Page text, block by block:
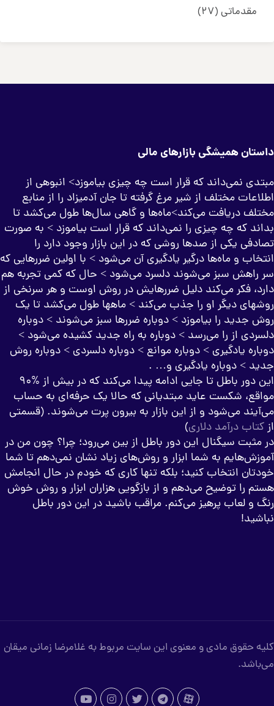
مقدماتی(27)
همیشگی بازارهای مالی
نمی‌داند که قرار است چه چیزی بیاموزد> انبوهی از
مختلف از شیر مرغ گرفته تا جان آدمیزاد را از منابع
دریافت می‌کند>ماه‌ها و گاهی سال‌ها طول می‌کشد تا
که چه چیزی را نمی‌داند که قرار است بیاموزد > به صورت
یکی از صدها روشی که در این بازار وجود دارد را
و ماه‌ها درگیر یادگیری آن می‌شود > با اولین ضررهایی که
راهش سبز می‌شوند دلسرد می‌شود > حال که کمی تجربه هم
فکر می‌کند دلیل ضررهایش در روش اوست و هر سرنخی از
دیگر او را جذب می‌کند > ماهها طول می‌کشد تا یک
جدید را بیاموزد > دوباره ضررها سبز می‌شوند > دوباره
از را می‌رسد > دوباره به راه جدید کشیده می‌شود >
یادگیری > دوباره موانع > دوباره دلسردی > دوباره روش
> دوباره یادگیری و… .
این دور باطل تا جایی ادامه پیدا می‌کند که در بیش از %90
شکست عاید مبتدیانی که حالا یک حرفه‌ای به حساب
می‌شود و از این بازار به بیرون پرت می‌شوند. (قسمتی
کتاب درآمد دلاری)
مثبت سیگنال این دور باطل از بین می‌رود؛ چرا؟ چون من در
به شما ابزار و روش‌های زیاد نشان نمی‌دهم تا شما
انتخاب کنید؛ بلکه تنها کاری که خودم در حال انجامش
را توضیح می‌دهم و از بازگویی هزاران ابزار و روش خوش
و لعاب پرهیز می‌کنم. مراقب باشید در این دور باطل
حقوق مادی و معنوی این سایت مربوط به غلامرضا زمانی میقان